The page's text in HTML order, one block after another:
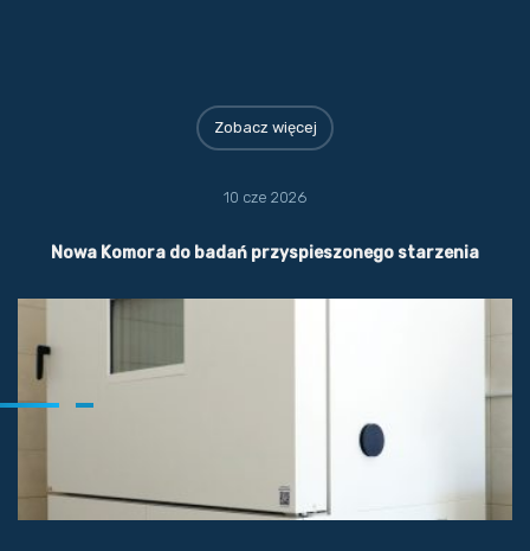
Zobacz więcej
10 cze 2026
Nowa Komora do badań przyspieszonego starzenia